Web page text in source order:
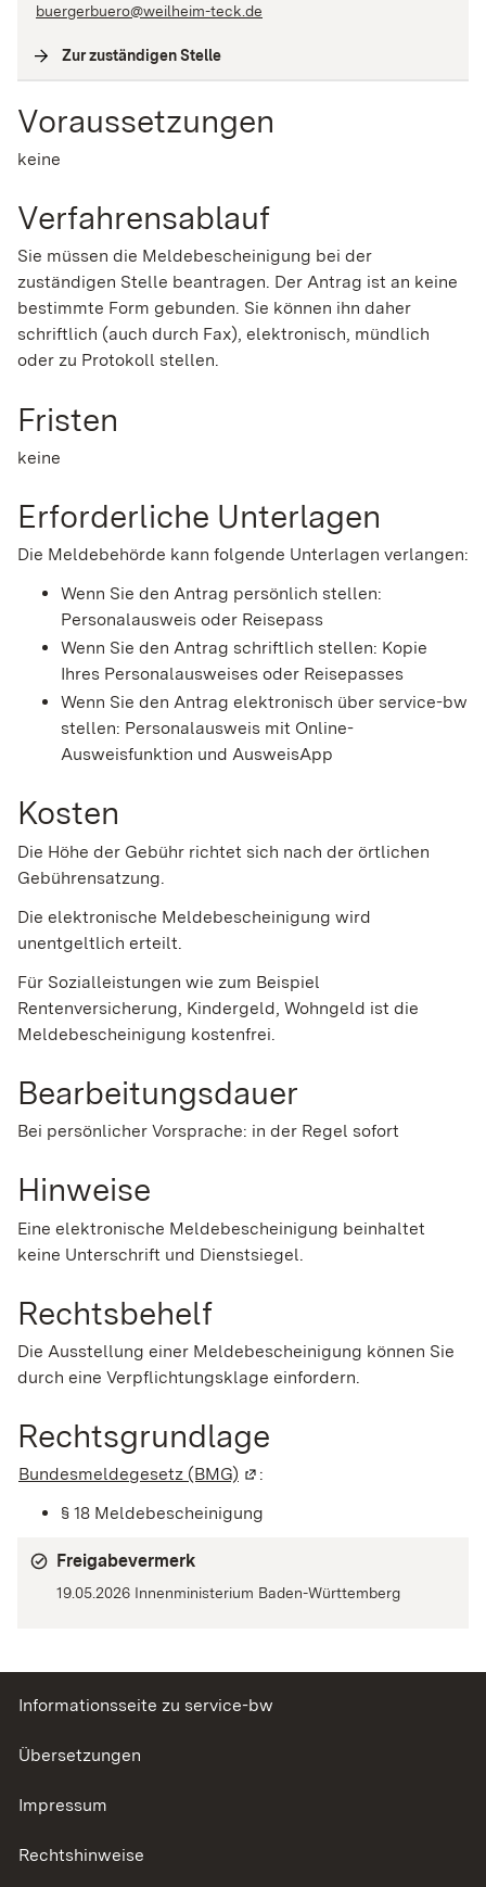
buergerbuero@weilheim-teck.de
Zur zuständigen Stelle
Voraussetzungen
keine
Verfahrensablauf
Sie müssen die Meldebescheinigung bei der
zuständigen Stelle beantragen. Der Antrag ist an keine
bestimmte Form gebunden. Sie können ihn daher
schriftlich (auch durch Fax), elektronisch, mündlich
oder zu Protokoll stellen.
Fristen
keine
Erforderliche Unterlagen
Die Meldebehörde kann folgende Unterlagen verlangen:
Wenn Sie den Antrag persönlich stellen:
Personalausweis oder Reisepass
Wenn Sie den Antrag schriftlich stellen: Kopie
Ihres Personalausweises oder Reisepasses
Wenn Sie den Antrag elektronisch über service-bw
stellen: Personalausweis mit Online-
Ausweisfunktion und AusweisApp
Kosten
Die Höhe der Gebühr richtet sich nach der örtlichen
Gebührensatzung.
Die elektronische Meldebescheinigung wird
unentgeltlich erteilt.
Für Sozialleistungen wie zum Beispiel
Rentenversicherung, Kindergeld, Wohngeld ist die
Meldebescheinigung kostenfrei.
Bearbeitungsdauer
Bei persönlicher Vorsprache: in der Regel sofort
Hinweise
Eine elektronische Meldebescheinigung beinhaltet
keine Unterschrift und Dienstsiegel.
Rechtsbehelf
Die Ausstellung einer Meldebescheinigung können Sie
durch eine Verpflichtungsklage einfordern.
Rechtsgrundlage
Bundesmeldegesetz (BMG) (Wird in einem neuen Fenster
:
§ 18 Meldebescheinigung
Freigabevermerk
19.05.2026 Innenministerium Baden-Württemberg
Informationsseite zu service-bw
Übersetzungen
Impressum
Rechtshinweise